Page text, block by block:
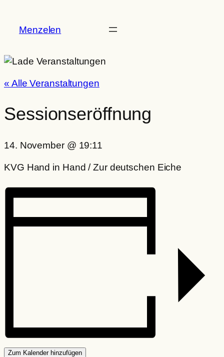
Menzelen
« Alle Veranstaltungen
Sessionseröffnung
14. November @ 19:11
KVG Hand in Hand / Zur deutschen Eiche
Zum Kalender hinzufügen